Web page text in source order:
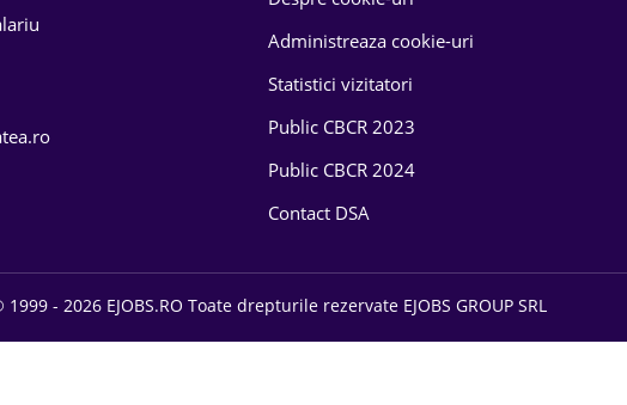
Administreaza cookie-uri
Statistici vizitatori
Public CBCR 2023
Public CBCR 2024
Contact DSA
1999 - 2026 EJOBS.RO Toate drepturile rezervate EJOBS GROUP SRL